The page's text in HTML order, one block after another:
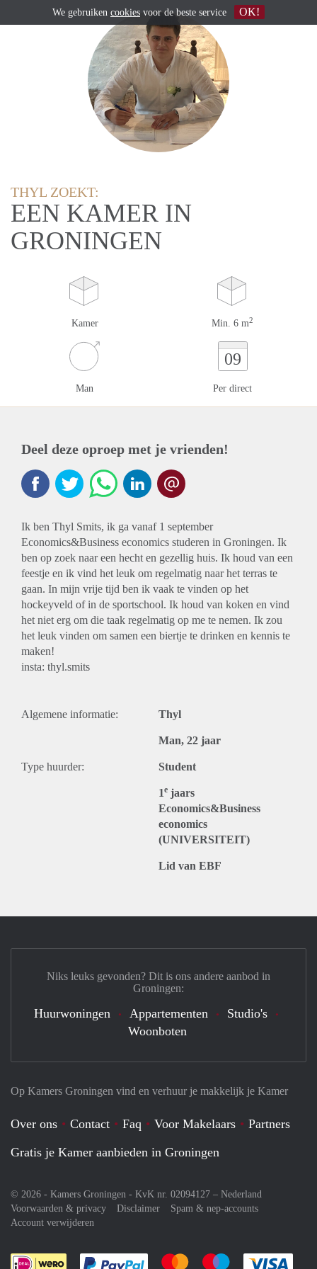
THYL ZOEKT:
EEN KAMER IN
GRONINGEN
Kamer Min. 6 m2
Man
09
Per direct
Deel deze oproep met je vrienden!
Ik ben Thyl Smits, ik ga vanaf 1 september
Economics&Business economics studeren in Groningen. Ik
ben op zoek naar een hecht en gezellig huis. Ik houd van een
feestje en ik vind het leuk om regelmatig naar het terras te
gaan. In mijn vrije tijd ben ik vaak te vinden op het
hockeyveld of in de sportschool. Ik houd van koken en vind
het niet erg om die taak regelmatig op me te nemen. Ik zou
het leuk vinden om samen een biertje te drinken en kennis te
maken!
insta: thyl.smits
Algemene informatie: Thyl
Man, 22 jaar
Type huurder: Student
1e jaars
Economics&Business
economics
(UNIVERSITEIT)
Lid van EBF
Op Kamers Groningen vind en verhuur je makkelijk je Kamer
Over ons Contact Faq Voor Makelaars
Partners
Gratis je Kamer aanbieden in Groningen
© 2026 - Kamers Groningen - KvK nr. 02094127 – Nederland
Voorwaarden & privacy
Disclaimer
Spam & nep-accounts
Account verwijderen
Je rekent gemakkelijk af met Paypal
Je rekent gemakkelijk af met
Je rekent
Niks leuks gevonden? Dit is ons andere aanbod in
Groningen:
Huurwoningen Appartementen
Studio's
Woonboten
We gebruiken cookies voor de beste service OK!